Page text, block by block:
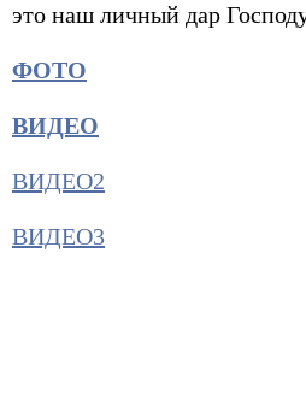
это наш личный дар
ФОТО
ВИДЕО
ВИДЕО2
ВИДЕО3